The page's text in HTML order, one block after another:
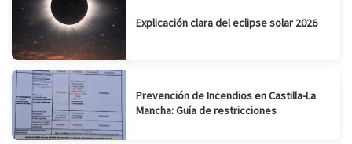
Explicación clara del eclipse solar 2026
Prevención de Incendios en Castilla-La
Mancha: Guía de restricciones